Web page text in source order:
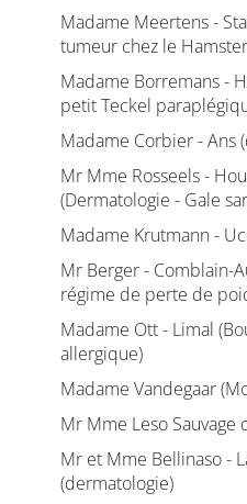
Madame Meertens -
tumeur chez le
Madame Borremans -
petit Teckel
Madame Corbier - Ans
Mr Mme Rosseels -
(Dermatologie - Gale
Madame Krutmann -
Mr Berger - Comblain-
régime de perte de
Madame Ott - Limal
allergique)
Madame Vandegaar
Mr Mme Leso Sauvage
Mr et Mme Bellinaso -
(dermatologie)